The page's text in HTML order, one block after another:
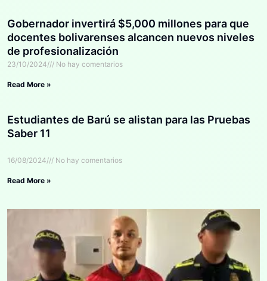
Gobernador invertirá $5,000 millones para que
docentes bolivarenses alcancen nuevos niveles
de profesionalización
23/10/2024 No hay comentarios
Read More »
Estudiantes de Barú se alistan para las Pruebas
Saber 11
16/08/2024 No hay comentarios
Read More »